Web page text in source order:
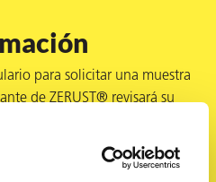
para solicitar una muestra
de ZERUST® revisará su